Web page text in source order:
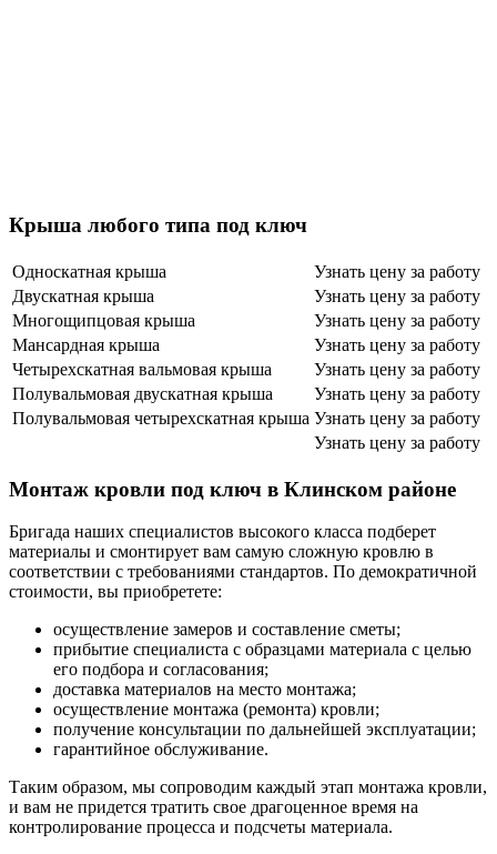
Крыша любого типа под ключ
Односкатная крыша
Узнать цену за работу
Двускатная крыша
Узнать цену за работу
Многощипцовая крыша
Узнать цену за работу
Мансардная крыша
Узнать цену за работу
Четырехскатная вальмовая крыша
Узнать цену за работу
Полувальмовая двускатная крыша
Узнать цену за работу
Полувальмовая четырехскатная крыша Узнать цену за работу
Узнать цену за работу
Монтаж кровли под ключ в Клинском районе
Бригада наших специалистов высокого класса подберет
материалы и смонтирует вам самую сложную кровлю в
соответствии с требованиями стандартов. По демократичной
стоимости, вы приобретете:
осуществление замеров и составление сметы;
прибытие специалиста с образцами материала с целью
его подбора и согласования;
доставка материалов на место монтажа;
осуществление монтажа (ремонта) кровли;
получение консультации по дальнейшей эксплуатации;
гарантийное обслуживание.
Таким образом, мы сопроводим каждый этап монтажа кровли,
и вам не придется тратить свое драгоценное время на
контролирование процесса и подсчеты материала.